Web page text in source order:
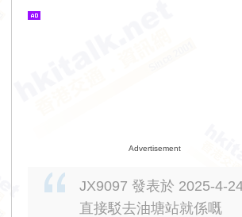
Advertisement
JX9097 發表於 2025-4-
直接駁去油塘站就係嘅